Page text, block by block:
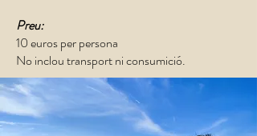
Preu:
10 euros per persona
No inclou transport ni consumició.